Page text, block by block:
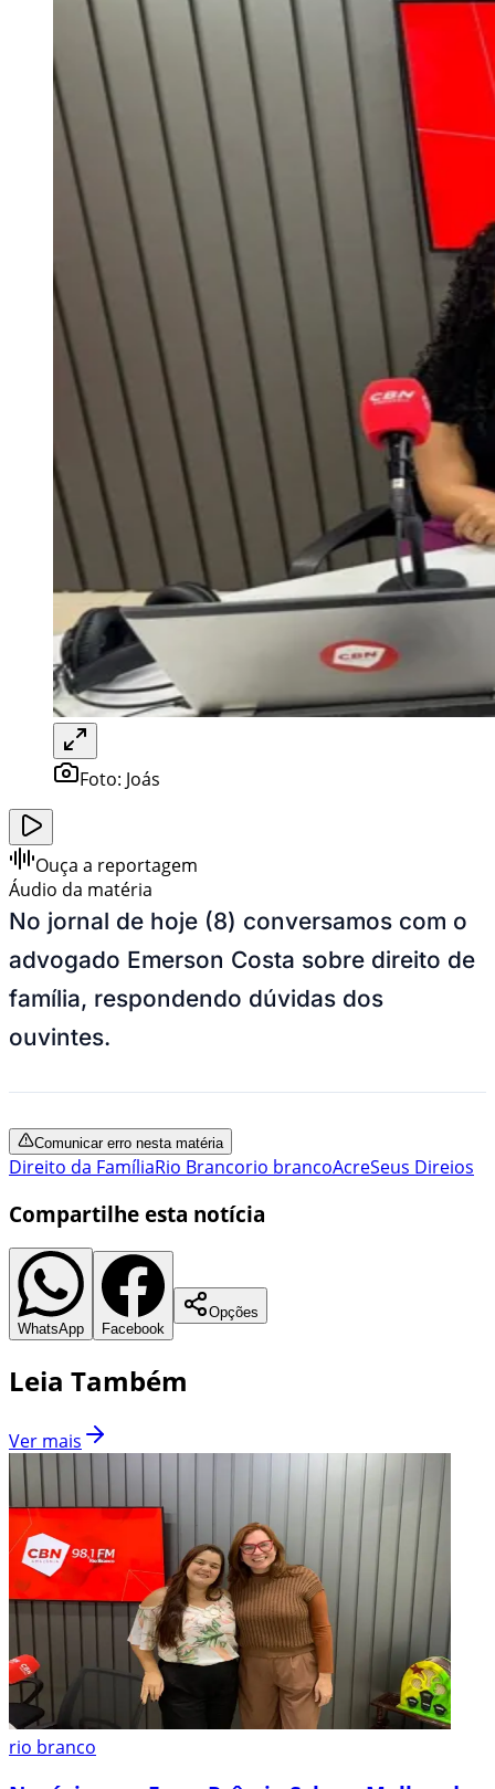
Foto: Joás
Ouça a reportagem
Áudio da matéria
No jornal de hoje (8) conversamos com o
advogado Emerson Costa sobre direito de
família, respondendo dúvidas dos
ouvintes.
Comunicar erro nesta matéria
Direito da FamíliaRio Brancorio brancoAcreSeus Direios
Compartilhe esta notícia
WhatsApp Facebook
Opções
Leia Também
Ver mais
rio branco